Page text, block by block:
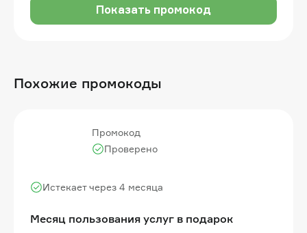
скрейпинга
Показать промокод
Похожие промокоды
Промокод
Месяц пользования услуг в подарок
Истекает через 4 месяца
Проверено